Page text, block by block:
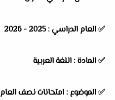
✅العام الدراسي :2025 - 2026
✅المادة : اللغة العربية
✅الموضوع : امتحانات نصف العام